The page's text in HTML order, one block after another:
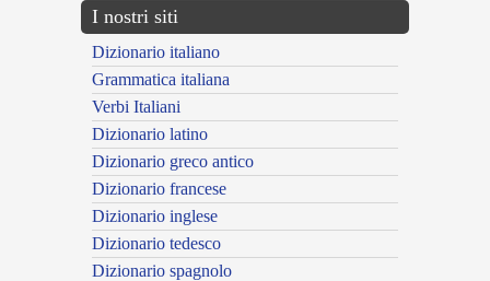
I nostri siti
Dizionario italiano
Grammatica italiana
Verbi Italiani
Dizionario latino
Dizionario greco antico
Dizionario francese
Dizionario inglese
Dizionario tedesco
Dizionario spagnolo